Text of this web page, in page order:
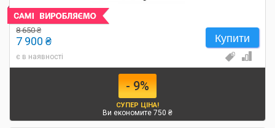
Купити
8 650 ₴
7 900 ₴
є в наявності
- 9%
СУПЕР ЦІНА!
Ви економите 750 ₴